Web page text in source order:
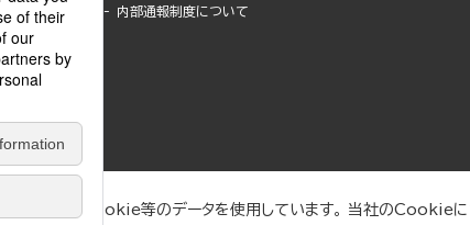
内部通報制度について
上のためにCookie等のデータを使用しています。 当社のCookieに